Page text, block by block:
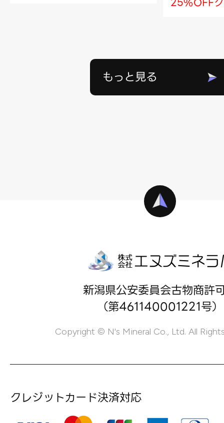
もっと見る
新潟県公安委員会古物商許
（第461140001221号）
Copyright © N's Mineral Co., Ltd. All
クレジットカード決済対応